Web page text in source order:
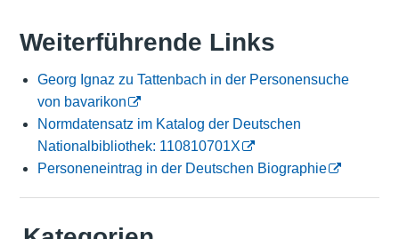
Weiterführende Links
Georg Ignaz zu Tattenbach in der Personensuche
von bavarikon
Normdatensatz im Katalog der Deutschen
Nationalbibliothek: 110810701X
Personeneintrag in der Deutschen Biographie